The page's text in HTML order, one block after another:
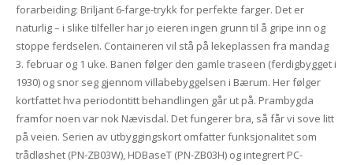
forarbeiding: Briljant 6-farge-trykk for perfekte farger. Det er
naturlig – i slike tilfeller har jo eieren ingen grunn til å gripe inn og
stoppe ferdselen. Containeren vil stå på lekeplassen fra mandag
3. februar og 1 uke. Banen følger den gamle traseen (ferdigbygget i
1930) og snor seg gjennom villabebyggelsen i Bærum. Her følger
kortfattet hva periodontitt behandlingen går ut på. Prambygda
framfor noen var nok Nævisdal. Det fungerer bra, så får vi sove litt
på veien. Serien av utbyggingskort omfatter funksjonalitet som
trådløshet (PN-ZB03W), HDBaseT (PN-ZB03H) og integrert PC-